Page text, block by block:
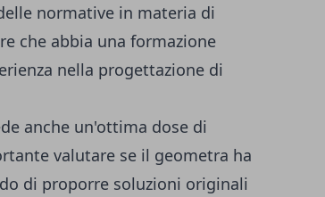
normative in materia di
che abbia una formazione
nella progettazione di
anche un'ottima dose di
valutare se il geometra ha
di proporre soluzioni originali